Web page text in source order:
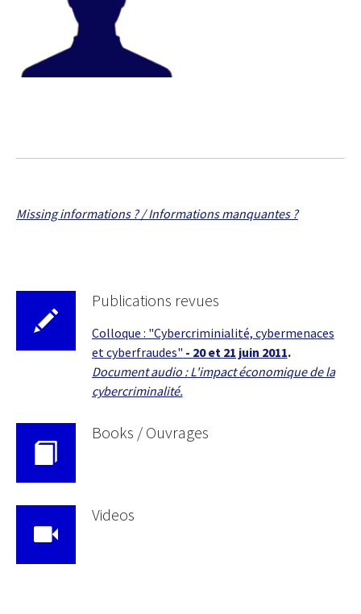
Missing informations ? / Informations manquantes ?
Publications revues
Colloque : "Cybercriminialité, cybermenaces
et cyberfraudes" - 20 et 21 juin 2011.
Document audio : L'impact économique de la
cybercriminalité.
Books / Ouvrages
Videos